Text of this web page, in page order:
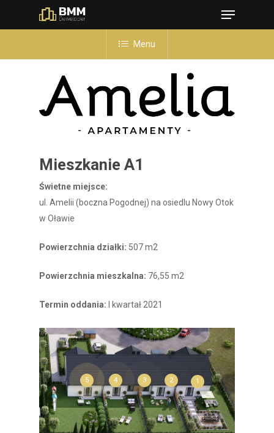
Menu
Menu
Mieszkanie A1
Świetne miejsce:
ul. Amelii (boczna Pogodnej) na osiedlu Nowy Otok
w Oławie
Powierzchnia działki: 507 m2
Powierzchnia mieszkalna: 76,55 m2
Termin oddania: I kwartał 2021
1
2
3
4
5